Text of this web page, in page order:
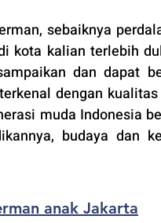
sebaiknya
kota kalian terlebih
dan dapat
dengan
muda Indonesia
budaya dan
anak Jakarta